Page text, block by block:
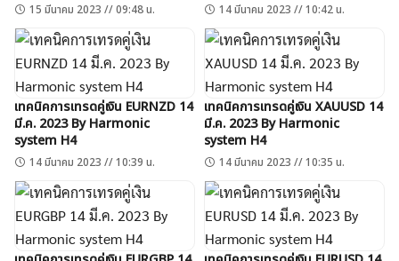
15 มีนาคม 2023 // 09:48 น. 14 มีนาคม 2023 // 10:42 น.
เทคนิคการเทรดคู่เงิน EURNZD 14
มี.ค. 2023 By Harmonic
system H4
14 มีนาคม 2023 // 10:39 น.
เทคนิคการเทรดคู่เงิน XAUUSD 14
มี.ค. 2023 By Harmonic
system H4
14 มีนาคม 2023 // 10:35 น.